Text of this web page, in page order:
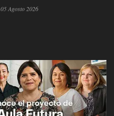
05 Agosto 2026